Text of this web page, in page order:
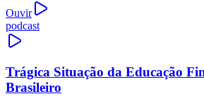
Ouvir
podcast
Trágica Situação da Educação
Brasileiro